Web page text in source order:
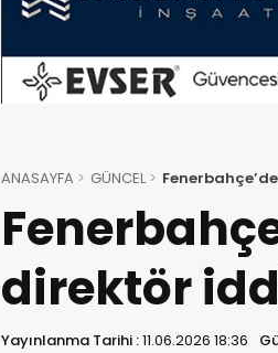
ANASAYFA GÜNCEL
direktör
Yayınlanma Tarihi :11.06.2026 18:36